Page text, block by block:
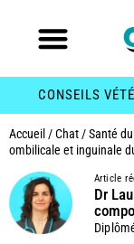
CONSEILS
Accueil /Chat /Santé
ombilicale et inguinale
Article
Dr